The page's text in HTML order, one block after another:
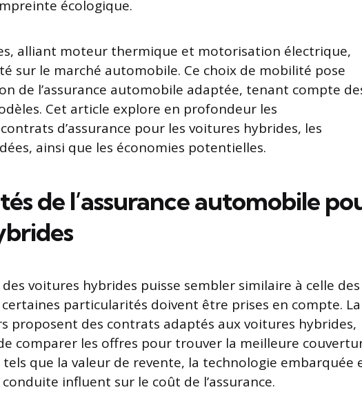
alliant moteur thermique et motorisation électrique,
sur le marché automobile. Ce choix de mobilité pose
de l’assurance automobile adaptée, tenant compte
Cet article explore en profondeur les
d’assurance pour les voitures hybrides, les
ainsi que les économies potentielles.
de l’assurance automobile
des voitures hybrides puisse sembler similaire à celle des
certaines particularités doivent être prises en compte. La
proposent des contrats adaptés aux voitures hybrides,
comparer les offres pour trouver la meilleure
que la valeur de revente, la technologie embarquée
influent sur le coût de l’assurance.